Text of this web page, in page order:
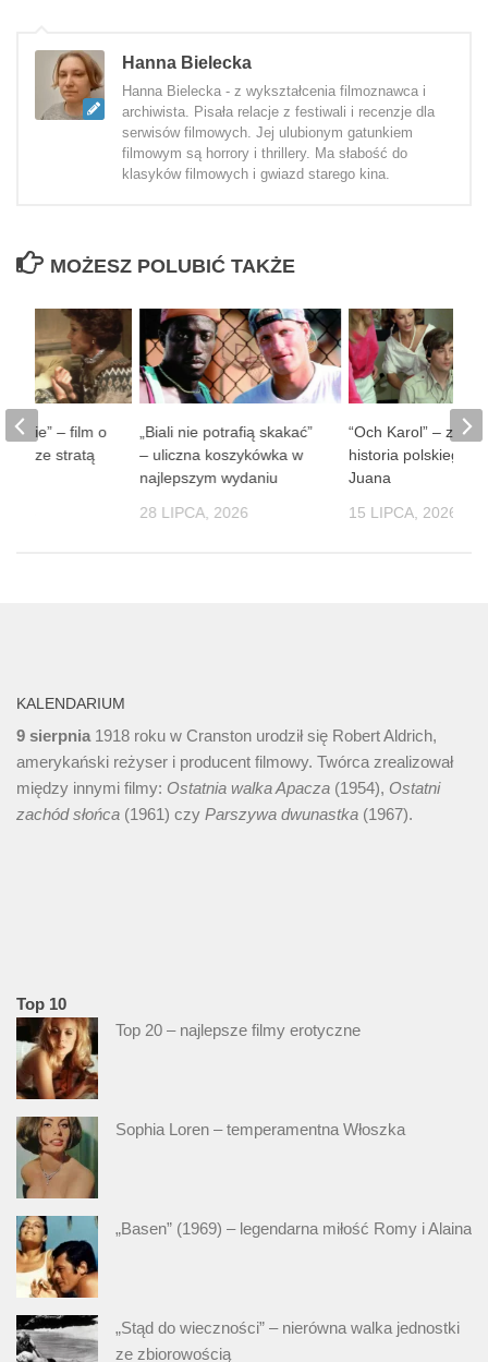
Hanna Bielecka
Hanna Bielecka - z wykształcenia filmoznawca i
archiwista. Pisała relacje z festiwali i recenzje dla
serwisów filmowych. Jej ulubionym gatunkiem
filmowym są horrory i thrillery. Ma słabość do
klasyków filmowych i gwiazd starego kina.
MOŻESZ POLUBIĆ TAKŻE
„Biali nie potrafią skakać”
– uliczna koszykówka w
najlepszym wydaniu
28 LIPCA, 2026
“Och Karol” –
historia polskiego
Juana
15 LIPCA, 2026
ludzie” – film o
ze stratą
KALENDARIUM
9 sierpnia 1918 roku w Cranston urodził się Robert Aldrich,
amerykański reżyser i producent filmowy. Twórca zrealizował
między innymi filmy: Ostatnia walka Apacza (1954), Ostatni
zachód słońca (1961) czy Parszywa dwunastka (1967).
Top 10
Top 20 – najlepsze filmy erotyczne
Sophia Loren – temperamentna Włoszka
„Basen” (1969) – legendarna miłość Romy i Alaina
„Stąd do wieczności” – nierówna walka jednostki
ze zbiorowością